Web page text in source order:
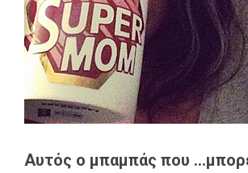
Αυτός ο μπαμπάς που